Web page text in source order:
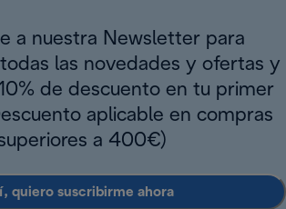
a nuestra Newsletter para
las novedades y ofertas y
de descuento en tu primer
aplicable en compras
a 400€)
quiero suscribirme ahora